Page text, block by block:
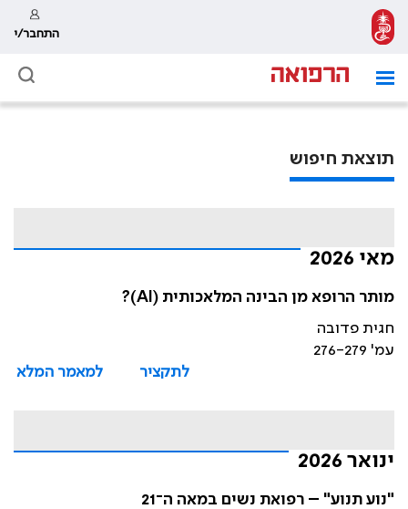
התחבר/י
תוצאת חיפוש
מאי 2026
מותר הרופא מן הבינה המלאכותית (AI)?
חגית פדובה
עמ' 276-279
לתקציר
למאמר המלא
ינואר 2026
"נוע תנוע" – רפואת נשים במאה ה־21